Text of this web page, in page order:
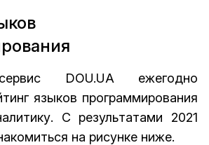
DOU.UA ежегодно
языков программирования
С результатами 2021
на рисунке ниже.